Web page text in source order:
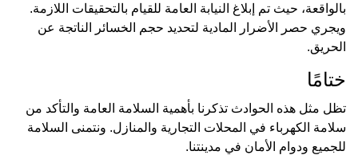
بالواقعة، حيث تم إبلاغ النيابة العامة للقيام بالتحقيقات اللازمة.
ويجري حصر الأضرار المادية لتحديد حجم الخسائر الناتجة عن
الحريق.
ختامًا
تظل مثل هذه الحوادث تذكرنا بأهمية السلامة العامة والتأكد من
سلامة الكهرباء في المحلات التجارية والمنازل. ونتمنى السلامة
للجميع ودوام الأمان في مدينتنا.